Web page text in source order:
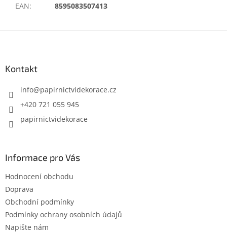
EAN: 8595083507413
Kontakt
info@papirnictvidekorace.cz
+420 721 055 945
papirnictvidekorace
Informace pro Vás
Hodnocení obchodu
Doprava
Obchodní podmínky
Podmínky ochrany osobních údajů
Napište nám